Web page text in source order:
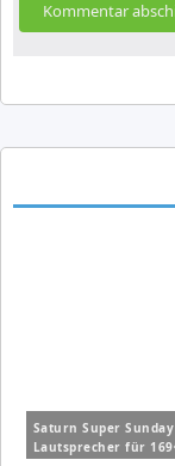
Saturn Super
Lautsprecher für